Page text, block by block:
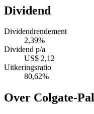
Dividend
Dividendrendement
2,39%
Dividend p/a
US$ 2,12
Uitkeringsratio
80,62%
Over Colgate-